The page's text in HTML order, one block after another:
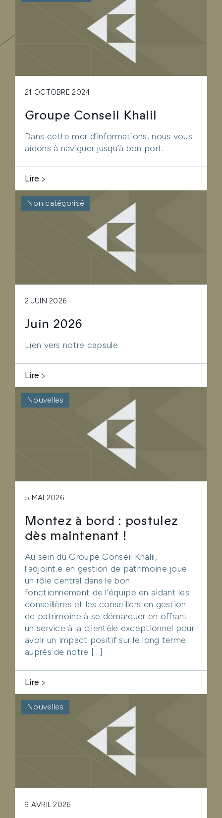
21 OCTOBRE 2024
Groupe Conseil Khalil
Dans cette mer d’informations, nous vous
aidons à naviguer jusqu’à bon port.
Lire
Non catégorisé
2 JUIN 2026
Juin 2026
Lien vers notre capsule
Lire
Nouvelles
5 MAI 2026
Montez à bord : postulez
dès maintenant !
Au sein du Groupe Conseil Khalil,
l’adjoint.e en gestion de patrimoine joue
un rôle central dans le bon
fonctionnement de l’équipe en aidant les
conseillères et les conseillers en gestion
de patrimoine à se démarquer en offrant
un service à la clientèle exceptionnel pour
avoir un impact positif sur le long terme
auprès de notre […]
Lire
Nouvelles
9 AVRIL 2026